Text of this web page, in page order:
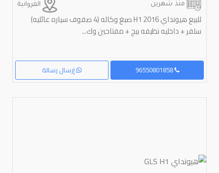
الفروانية منذ شهرين
للبيع هيونداي 2016 H1 صبغ وكاله (4 صفوف سياره عائليه)
سلفر + داخليه نظيفه بيج + مفتاحين وك...
إرسال رسالة 96550801858